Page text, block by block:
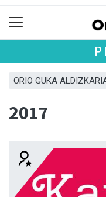
ORIO GUKA
2017